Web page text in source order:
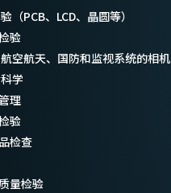
（PCB、LCD、晶圆等）
验
空航天、国防和监视系统的相机
学
理
验
检查
量检验